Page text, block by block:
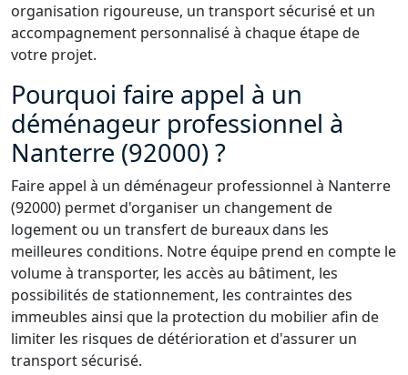
organisation rigoureuse, un transport sécurisé et un
accompagnement personnalisé à chaque étape de
votre projet.
Pourquoi faire appel à un
déménageur professionnel à
Nanterre (92000) ?
Faire appel à un déménageur professionnel à Nanterre
(92000) permet d'organiser un changement de
logement ou un transfert de bureaux dans les
meilleures conditions. Notre équipe prend en compte le
volume à transporter, les accès au bâtiment, les
possibilités de stationnement, les contraintes des
immeubles ainsi que la protection du mobilier afin de
limiter les risques de détérioration et d'assurer un
transport sécurisé.